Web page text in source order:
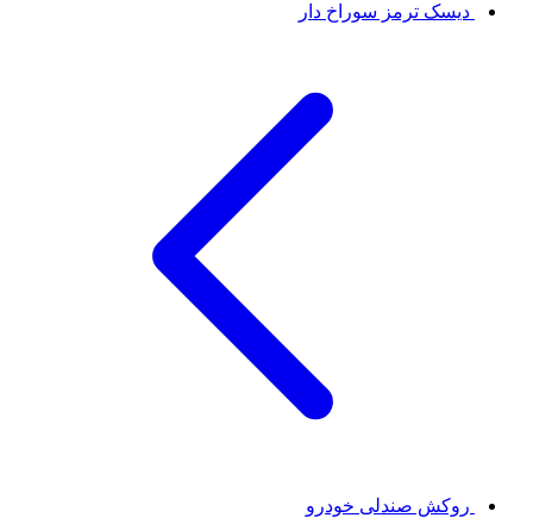
دیسک ترمز سوراخ دار
روکش صندلی خودرو